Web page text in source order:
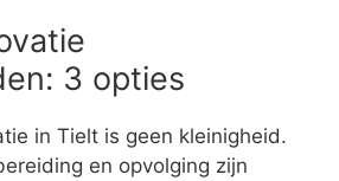
3 opties
in Tielt is geen kleinigheid.
en opvolging zijn